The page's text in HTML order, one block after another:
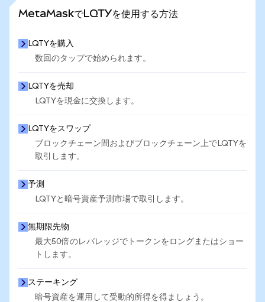
MetaMaskでLQTYを使用する方法
LQTYを購入
数回のタップで始められます。
LQTYを売却
LQTYを現金に交換します。
LQTYをスワップ
ブロックチェーン間およびブロックチェーン上でLQTYを
取引します。
予測
LQTYと暗号資産予測市場で取引します。
無期限先物
最大50倍のレバレッジでトークンをロングまたはショー
トします。
ステーキング
暗号資産を運用して受動的所得を得ましょう。